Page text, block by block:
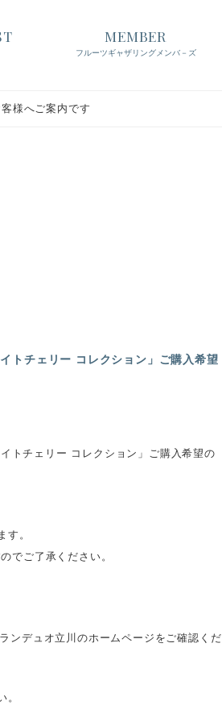
MEMBER
フルーツギャザリングメンバ－ズ
様へご案内です
トチェリー コレクション」ご購入希望
トチェリー コレクション」ご購入希望の
。
でご了承ください。
ンデュオ立川のホームページをご確認くだ
。